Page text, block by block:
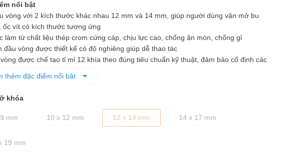
nổi bật
vòng với 2 kích thước khác nhau 12 mm và 14 mm, giúp người dùng vặn mở bu
ốc vít có kích thước tương ứng
làm từ chất liệu thép crom cứng cáp, chịu lực cao, chống ăn mòn, chống gỉ
đầu vòng được thiết kế có độ nghiêng giúp dễ thao tác
được chế tạo tỉ mỉ 12 khía theo đúng tiêu chuẩn kỹ thuật, đảm bảo cố định các
cờ lê được thiết kế dày dặn, cầm nắm chắc tay
thêm đặc điểm nổi bật
khóa
mm 10 x 12 mm 12 x 14 mm 14 x 17 mm
19 mm